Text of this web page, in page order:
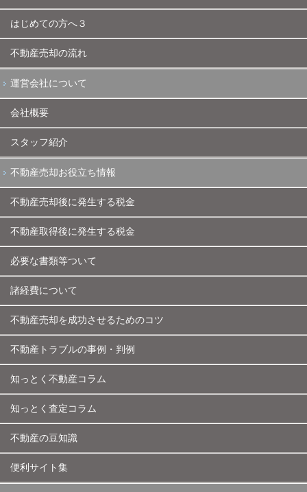
はじめての方へ３
不動産売却の流れ
運営会社について
会社概要
スタッフ紹介
不動産売却お役立ち情報
不動産売却後に発生する税金
不動産取得後に発生する税金
必要な書類等ついて
諸経費について
不動産売却を成功させるためのコツ
不動産トラブルの事例・判例
知っとく不動産コラム
知っとく査定コラム
不動産の豆知識
便利サイト集